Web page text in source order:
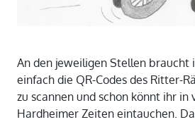
An den jeweiligen Stellen braucht
einfach die QR-Codes des Ritter-
zu scannen und schon könnt ihr in
Hardheimer Zeiten eintauchen.